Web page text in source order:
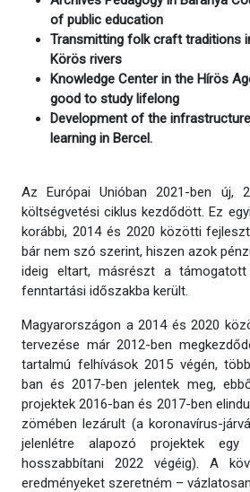
of public education
Transmitting folk craft traditions
Körös rivers
Knowledge Center in the Hírös
good to study lifelong
Development of the
learning in Bercel.
Az Európai Unióban 2021-ben új,
költségvetési ciklus kezdődött. Ez
korábbi, 2014 és 2020 közötti
bár nem szó szerint, hiszen azok
ideig eltart, másrészt a
fenntartási időszakba került.
Magyarországon a 2014 és 2020
tervezése már 2012-ben
tartalmú felhívások 2015 végén,
ban és 2017-ben jelentek meg,
projektek 2016-ban és 2017-ben
zömében lezárult (a koronavírus-
jelenlétre alapozó projektek
hosszabbítani 2022 végéig). A
eredményeket szeretném –